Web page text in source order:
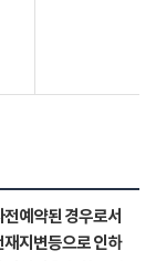
전예약된 경우로서
재지변등으로 인하